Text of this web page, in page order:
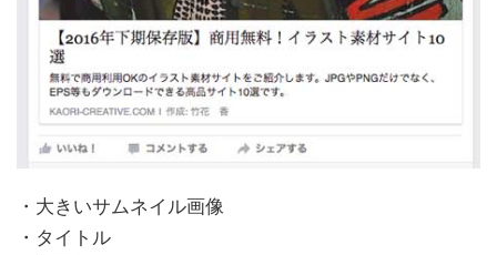
・大きいサムネイル画像
・タイトル